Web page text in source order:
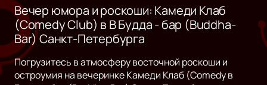
Вечер юмора и роскоши: Камеди Клаб
(Comedy Club) в B Будда - бар (Buddha-
Bar) Санкт-Петербурга
Погрузитесь в атмосферу восточной роскоши и
остроумия на вечеринке Камеди Клаб (Comedy в